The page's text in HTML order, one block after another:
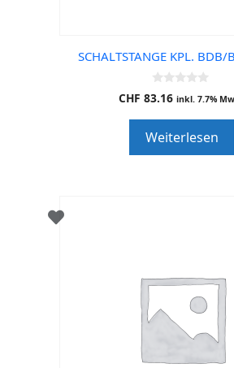
SCHALTSTANGE KPL.
0
o
o
f
5
CHF 83.16 inkl. 7.7%
Weiterlesen